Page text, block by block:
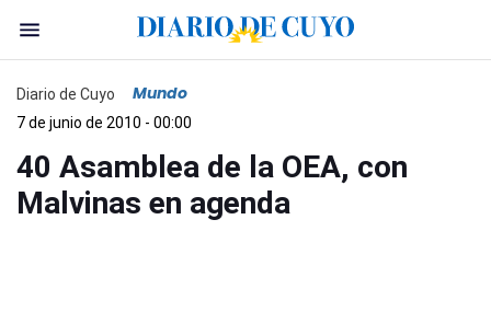
Diario de Cuyo Mundo
7 de junio de 2010 - 00:00
40 Asamblea de la OEA, con
Malvinas en agenda